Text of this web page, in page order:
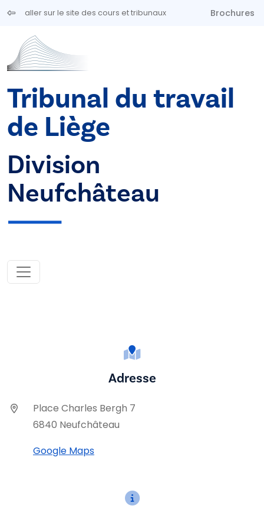
Aller au contenu principal
aller sur le site des cours et tribunaux Brochures
Tribunal du travail
de Liège
Division
Neufchâteau
Adresse
Place Charles Bergh 7
6840 Neufchâteau
Google Maps